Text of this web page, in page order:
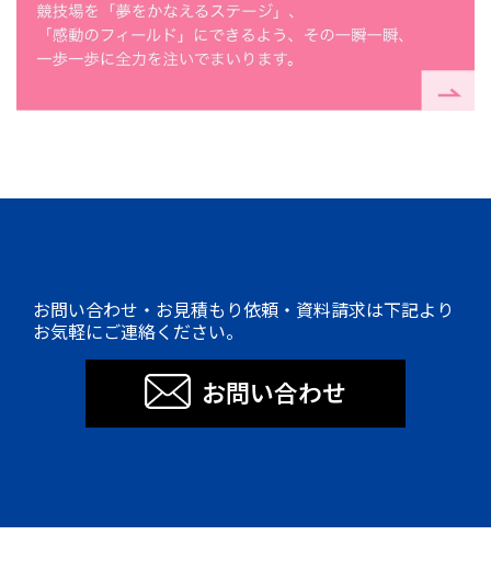
お問い合わせ・お見積もり依頼・資料請求は下記より
お気軽にご連絡ください。
お問い合わせ